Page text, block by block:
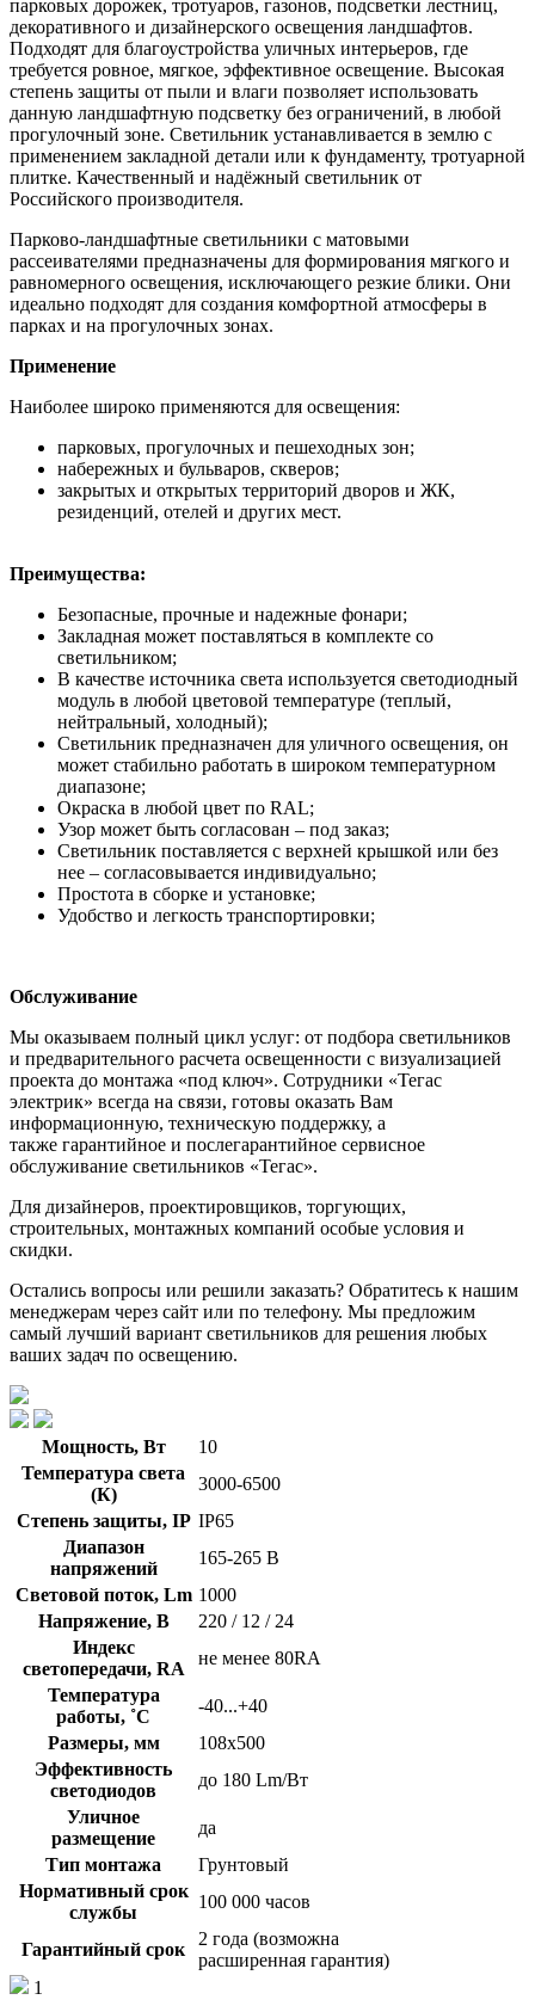
парковых дорожек, тротуаров, газонов, подсветки лестниц,
декоративного и дизайнерского освещения ландшафтов.
Подходят для благоустройства уличных интерьеров, где
требуется ровное, мягкое, эффективное освещение. Высокая
степень защиты от пыли и влаги позволяет использовать
данную ландшафтную подсветку без ограничений, в любой
прогулочный зоне. Светильник устанавливается в землю с
применением закладной детали или к фундаменту, тротуарной
плитке. Качественный и надёжный светильник от
Российского производителя.
Парково-ландшафтные светильники с матовыми
рассеивателями предназначены для формирования мягкого и
равномерного освещения, исключающего резкие блики. Они
идеально подходят для создания комфортной атмосферы в
парках и на прогулочных зонах.
Применение
Наиболее широко применяются для освещения:
парковых, прогулочных и пешеходных зон;
набережных и бульваров, скверов;
закрытых и открытых территорий дворов и ЖК,
резиденций, отелей и других мест.
Преимущества:
Безопасные, прочные и надежные фонари;
Закладная может поставляться в комплекте со
светильником;
В качестве источника света используется светодиодный
модуль в любой цветовой температуре (теплый,
нейтральный, холодный);
Светильник предназначен для уличного освещения, он
может стабильно работать в широком температурном
диапазоне;
Окраска в любой цвет по RAL;
Узор может быть согласован – под заказ;
Светильник поставляется с верхней крышкой или без
нее – согласовывается индивидуально;
Простота в сборке и установке;
Удобство и легкость транспортировки;
Обслуживание
Мы оказываем полный цикл услуг: от подбора светильников
и предварительного расчета освещенности с визуализацией
проекта до монтажа «под ключ». Сотрудники «Тегас
электрик» всегда на связи, готовы оказать Вам
информационную, техническую поддержку, а
также гарантийное и послегарантийное сервисное
обслуживание светильников «Тегас».
Для дизайнеров, проектировщиков, торгующих,
строительных, монтажных компаний особые условия и
скидки.
Остались вопросы или решили заказать? Обратитесь к нашим
менеджерам через сайт или по телефону. Мы предложим
самый лучший вариант светильников для решения любых
ваших задач по освещению.
Мощность, Вт
10
Температура света
(К)
3000-6500
Степень защиты, IP IP65
Диапазон
напряжений
165-265 В
Световой поток, Lm 1000
Напряжение, В
220 / 12 / 24
Индекс
светопередачи, RA
не менее 80RA
Температура
работы, ˚С
-40...+40
Размеры, мм
108х500
Эффективность
светодиодов
до 180 Lm/Вт
Уличное
размещение
да
Тип монтажа
Грунтовый
Нормативный срок
службы
100 000 часов
Гарантийный срок
2 года (возможна
расширенная гарантия)
1